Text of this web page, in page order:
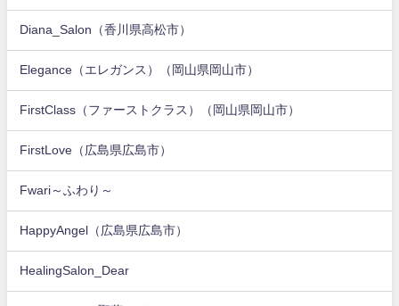
Diana_Salon（香川県高松市）
Elegance（エレガンス）（岡山県岡山市）
FirstClass（ファーストクラス）（岡山県岡山市）
FirstLove（広島県広島市）
Fwari～ふわり～
HappyAngel（広島県広島市）
HealingSalon_Dear